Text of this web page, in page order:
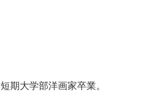
期大学部洋画家卒業。